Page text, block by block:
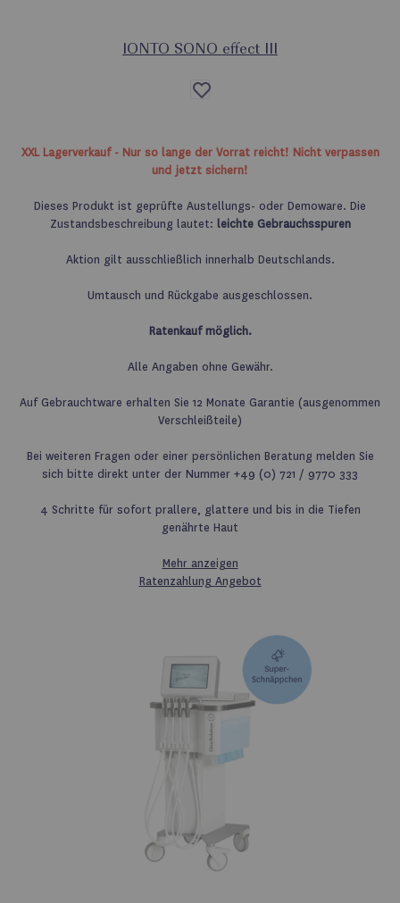
IONTO SONO effect III
Auf
die
XXL Lagerverkauf - Nur so lange der Vorrat reicht! Nicht verpassen
und jetzt sichern!
Dieses Produkt ist geprüfte Austellungs- oder Demoware. Die
Zustandsbeschreibung lautet: leichte Gebrauchsspuren
Aktion gilt ausschließlich innerhalb Deutschlands.
Umtausch und Rückgabe ausgeschlossen.
Ratenkauf möglich.
Alle Angaben ohne Gewähr.
Auf Gebrauchtware erhalten Sie 12 Monate Garantie (ausgenommen
Verschleißteile)
Bei weiteren Fragen oder einer persönlichen Beratung melden Sie
sich bitte direkt unter der Nummer +49 (0) 721 / 9770 333
4 Schritte für sofort prallere, glattere und bis in die Tiefen
genährte Haut
Mehr anzeigen
Ratenzahlung Angebot